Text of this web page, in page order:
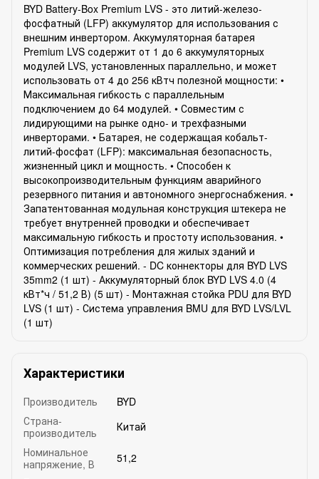
BYD Battery-Box Premium LVS - это литий-железо-
фосфатный (LFP) аккумулятор для использования с
внешним инвертором. Аккумуляторная батарея
Premium LVS содержит от 1 до 6 аккумуляторных
модулей LVS, установленных параллельно, и может
использовать от 4 до 256 кВтч полезной мощности: •
Максимальная гибкость с параллельным
подключением до 64 модулей. • Совместим с
лидирующими на рынке одно- и трехфазными
инверторами. • Батарея, не содержащая кобальт-
литий-фосфат (LFP): максимальная безопасность,
жизненный цикл и мощность. • Способен к
высокопроизводительным функциям аварийного
резервного питания и автономного энергоснабжения. •
Запатентованная модульная конструкция штекера не
требует внутренней проводки и обеспечивает
максимальную гибкость и простоту использования. •
Оптимизация потребления для жилых зданий и
коммерческих решений. - DC коннекторы для BYD LVS
35mm2 (1 шт) - Аккумуляторный блок BYD LVS 4.0 (4
кВт*ч / 51,2 В) (5 шт) - Монтажная стойка PDU для BYD
LVS (1 шт) - Система управления BMU для BYD LVS/LVL
(1 шт)
Характеристики
Производитель
BYD
Страна-
производитель
Китай
Номинальное
напряжение, В
51,2